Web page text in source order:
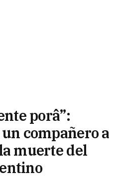
porâ”:
compañero a
muerte del